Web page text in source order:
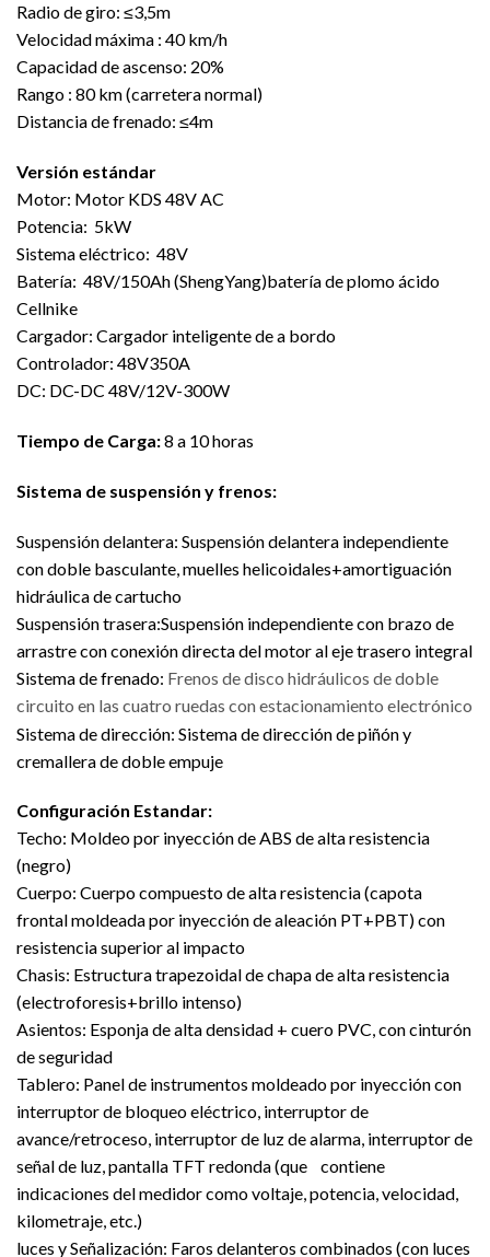
Radio de giro: ≤3,5m
Velocidad máxima : 40 km/h
Capacidad de ascenso: 20%
Rango : 80 km (carretera normal)
Distancia de frenado: ≤4m
Versión estándar
Motor: Motor KDS 48V AC
Potencia: 5kW
Sistema eléctrico: 48V
Batería: 48V/150Ah (ShengYang)batería de plomo ácido
Cellnike
Cargador: Cargador inteligente de a bordo
Controlador: 48V350A
DC: DC-DC 48V/12V-300W
Tiempo de Carga:8 a 10 horas
Sistema de suspensión y frenos:
Suspensión delantera: Suspensión delantera independiente
con doble basculante, muelles helicoidales+amortiguación
hidráulica de cartucho
Suspensión trasera:Suspensión independiente con brazo de
arrastre con conexión directa del motor al eje trasero integral
Sistema de frenado: Frenos de disco hidráulicos de doble
circuito en las cuatro ruedas con estacionamiento electrónico
Sistema de dirección: Sistema de dirección de piñón y
cremallera de doble empuje
Configuración Estandar:
Techo: Moldeo por inyección de ABS de alta resistencia
(negro)
Cuerpo: Cuerpo compuesto de alta resistencia (capota
frontal moldeada por inyección de aleación PT+PBT) con
resistencia superior al impacto
Chasis: Estructura trapezoidal de chapa de alta resistencia
(electroforesis+brillo intenso)
Asientos: Esponja de alta densidad + cuero PVC, con cinturón
de seguridad
Tablero: Panel de instrumentos moldeado por inyección con
interruptor de bloqueo eléctrico, interruptor de
avance/retroceso, interruptor de luz de alarma, interruptor de
señal de luz, pantalla TFT redonda (que contiene
indicaciones del medidor como voltaje, potencia, velocidad,
kilometraje, etc.)
luces y Señalización: Faros delanteros combinados (con luces